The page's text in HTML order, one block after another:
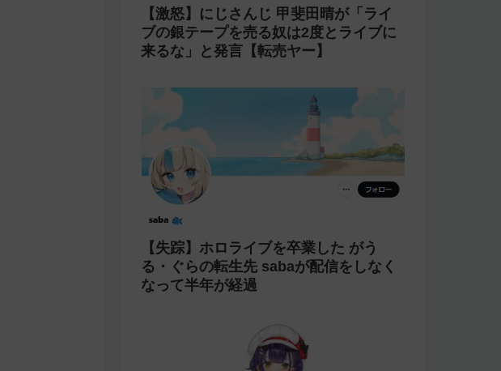
【激怒】にじさんじ 甲斐田晴が「ライ
ブの銀テープを売る奴は2度とライブに
来るな」と発言【転売ヤー】
【失踪】ホロライブを卒業した がう
る・ぐらの転生先 sabaが配信をしなく
なって半年が経過